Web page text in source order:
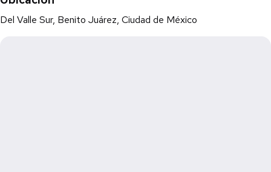
Del Valle Sur, Benito Juárez, Ciudad de México